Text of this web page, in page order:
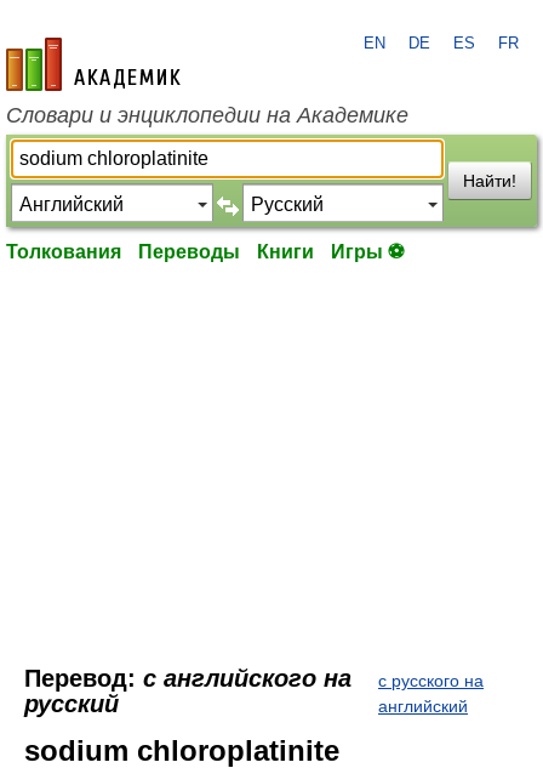
academic.ru
EN DE ES FR
Словари и энциклопедии на Академике
Найти!
Толкования Переводы Книги Игры ⚽
Перевод: с английского на
русский
с русского на
английский
sodium chloroplatinite